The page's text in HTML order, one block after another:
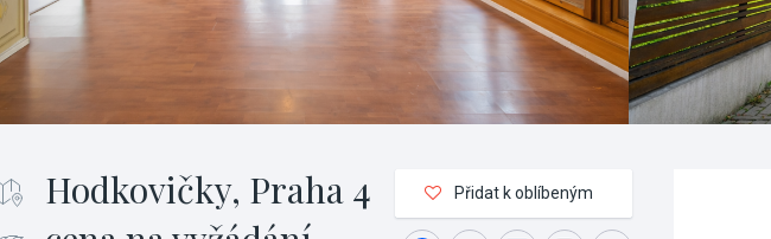
Hodkovičky, Praha 4
Přidat k oblíbeným